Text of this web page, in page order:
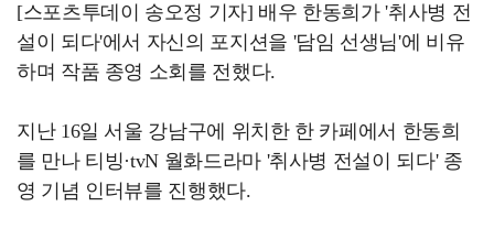
[스포츠투데이 송오정 기자] 배우 한동희가 '취사병 전
설이 되다'에서 자신의 포지션을 '담임 선생님'에 비유
하며 작품 종영 소회를 전했다.
지난 16일 서울 강남구에 위치한 한 카페에서 한동희
를 만나 티빙·tvN 월화드라마 '취사병 전설이 되다' 종
영 기념 인터뷰를 진행했다.